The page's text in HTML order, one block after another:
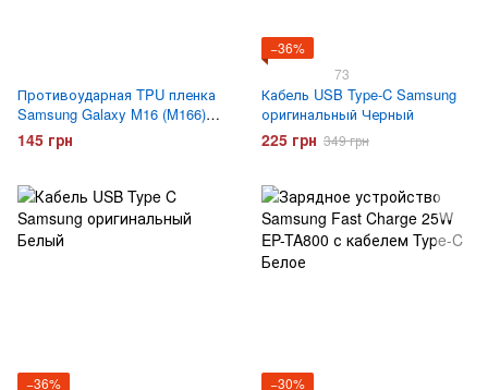
Противоударная TPU пленка
Samsung Galaxy M16 (M166)
Optima Anti-Shock Матовая
145 грн
−36%
73
Кабель USB Type-C Samsung
оригинальный Черный
225 грн 349 грн
−36%
−30%